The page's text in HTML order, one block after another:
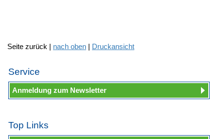
Seite zurück | nach oben | Druckansicht
Service
Anmeldung zum Newsletter
Top Links